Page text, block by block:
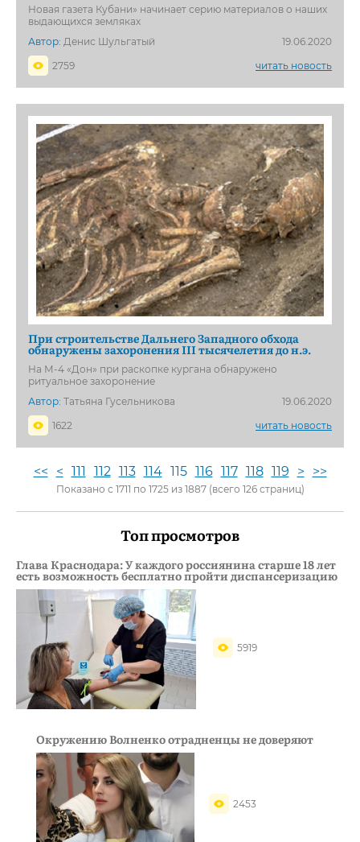
Новая газета Кубани» начинает серию материалов о наших
выдающихся земляках
Автор: Денис Шульгатый
19.06.2020
2759
читать новость
При строительстве Дальнего Западного обхода
обнаружены захоронения III тысячелетия до н.э.
На М-4 «Дон» при раскопке кургана обнаружено
ритуальное захоронение
Автор: Татьяна Гусельникова
19.06.2020
1622
читать новость
<< < 111 112 113 114 115 116 117 118 119 > >>
Показано с 1711 по 1725 из 1887 (всего 126 страниц)
Топ просмотров
Глава Краснодара: У каждого россиянина старше 18 лет
есть возможность бесплатно пройти диспансеризацию
5919
Окружению Волненко отрадненцы не доверяют
2453